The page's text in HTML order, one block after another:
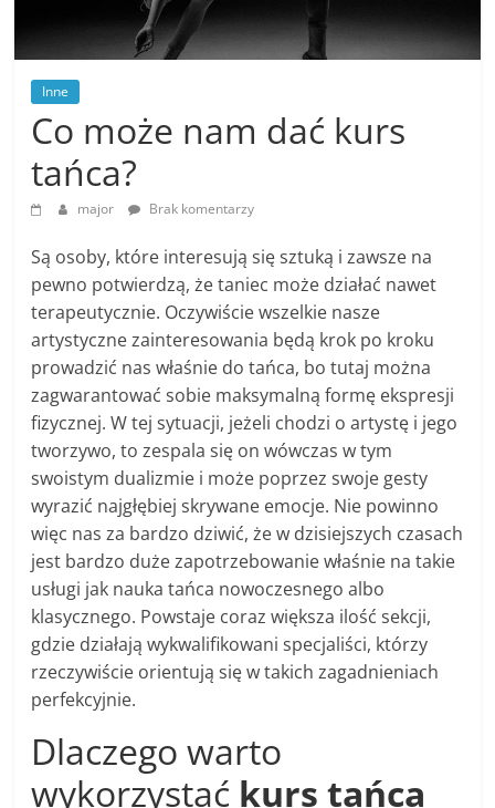
Inne
Co może nam dać kurs
tańca?
major Brak komentarzy
Są osoby, które interesują się sztuką i zawsze na
pewno potwierdzą, że taniec może działać nawet
terapeutycznie. Oczywiście wszelkie nasze
artystyczne zainteresowania będą krok po kroku
prowadzić nas właśnie do tańca, bo tutaj można
zagwarantować sobie maksymalną formę ekspresji
fizycznej. W tej sytuacji, jeżeli chodzi o artystę i jego
tworzywo, to zespala się on wówczas w tym
swoistym dualizmie i może poprzez swoje gesty
wyrazić najgłębiej skrywane emocje. Nie powinno
więc nas za bardzo dziwić, że w dzisiejszych czasach
jest bardzo duże zapotrzebowanie właśnie na takie
usługi jak nauka tańca nowoczesnego albo
klasycznego. Powstaje coraz większa ilość sekcji,
gdzie działają wykwalifikowani specjaliści, którzy
rzeczywiście orientują się w takich zagadnieniach
perfekcyjnie.
Dlaczego warto
wykorzystać kurs tańca